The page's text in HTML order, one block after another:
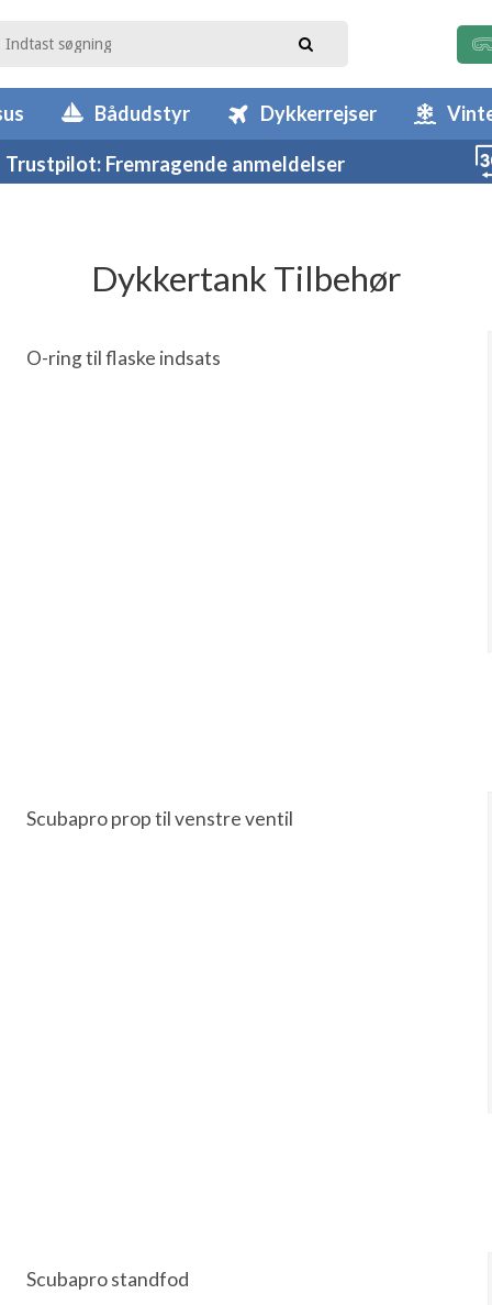
Bådudstyr Dykkerrejser
Trustpilot: Fremragende anmeldelser
Dykkertank Tilbehør
O-ring til flaske indsats
Scubapro prop til venstre ventil
Scubapro standfod